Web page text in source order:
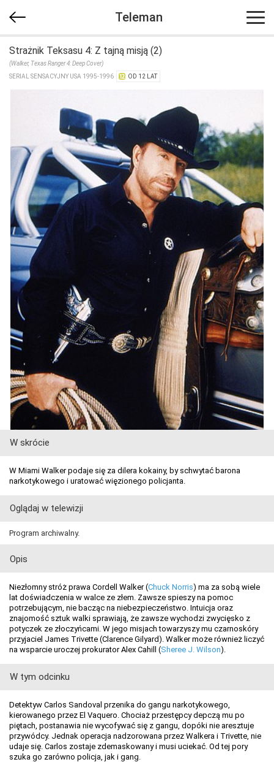
Teleman
Strażnik Teksasu 4: Z tajną misją (2)
(Walker, Texas Ranger 4: Deep Cover)
SERIAL SENSACYJNY USA 1995-1996
OD 12 LAT
W skrócie
W Miami Walker podaje się za dilera kokainy, by schwytać barona
narkotykowego i uratować więzionego policjanta.
Oglądaj w telewizji
Program archiwalny.
Opis
Niezłomny stróż prawa Cordell Walker (Chuck Norris) ma za sobą wiele
lat doświadczenia w walce ze złem. Zawsze spieszy na pomoc
potrzebującym, nie bacząc na niebezpieczeństwo. Intuicja oraz
znajomość sztuk walki sprawiają, że zawsze wychodzi zwycięsko z
potyczek ze złoczyńcami. W jego misjach towarzyszy mu czarnoskóry
przyjaciel James Trivette (Clarence Gilyard). Walker może również liczyć
na wsparcie uroczej prokurator Alex Cahill (Sheree J. Wilson).
W tym odcinku
Detektyw Carlos Sandoval przenika do gangu narkotykowego,
kierowanego przez El Vaquero. Chociaż przestępcy depczą mu po
piętach, postanawia nie wycofywać się z gangu, dopóki nie aresztuje
przywódcy. Jednak operacja nadzorowana przez Walkera i Trivette, nie
udaje się. Carlos zostaje zdemaskowany i musi uciekać. Od tej pory
szuka go zarówno policja, jak i gang.